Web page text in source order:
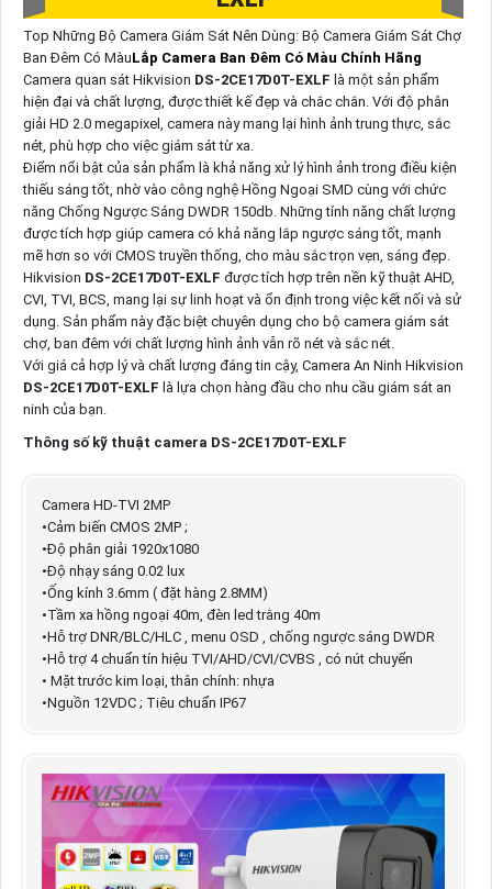
Top Những Bộ Camera Giám Sát Nên Dùng: Bộ Camera Giám Sát Chợ
Ban Đêm Có MàuLắp Camera Ban Đêm Có Màu Chính Hãng
Camera quan sát Hikvision DS-2CE17D0T-EXLF là một sản phẩm
hiện đại và chất lượng, được thiết kế đẹp và chắc chắn. Với độ phân
giải HD 2.0 megapixel, camera này mang lại hình ảnh trung thực, sắc
nét, phù hợp cho việc giám sát từ xa.
Điểm nổi bật của sản phẩm là khả năng xử lý hình ảnh trong điều kiện
thiếu sáng tốt, nhờ vào công nghệ Hồng Ngoại SMD cùng với chức
năng Chống Ngược Sáng DWDR 150db. Những tính năng chất lượng
được tích hợp giúp camera có khả năng lắp ngược sáng tốt, mạnh
mẽ hơn so với CMOS truyền thống, cho màu sắc trọn vẹn, sáng đẹp.
Hikvision DS-2CE17D0T-EXLF được tích hợp trên nền kỹ thuật AHD,
CVI, TVI, BCS, mang lại sự linh hoạt và ổn định trong việc kết nối và sử
dụng. Sản phẩm này đặc biệt chuyên dụng cho bộ camera giám sát
chợ, ban đêm với chất lượng hình ảnh vẫn rõ nét và sắc nét.
Với giá cả hợp lý và chất lượng đáng tin cậy, Camera An Ninh Hikvision
DS-2CE17D0T-EXLF là lựa chọn hàng đầu cho nhu cầu giám sát an
ninh của bạn.
Thông số kỹ thuật camera DS-2CE17D0T-EXLF
Camera HD-TVI 2MP
•Cảm biến CMOS 2MP ;
•Độ phân giải 1920x1080
•Độ nhạy sáng 0.02 lux
•Ống kính 3.6mm ( đặt hàng 2.8MM)
•Tầm xa hồng ngoại 40m, đèn led trằng 40m
•Hỗ trợ DNR/BLC/HLC , menu OSD , chống ngược sáng DWDR
•Hỗ trợ 4 chuẩn tín hiệu TVI/AHD/CVI/CVBS , có nút chuyển
• Mặt trước kim loại, thân chính: nhựa
•Nguồn 12VDC ; Tiêu chuẩn IP67